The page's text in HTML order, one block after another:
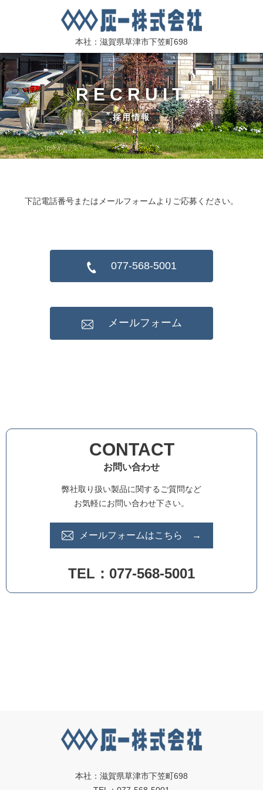
本社：滋賀県草津市下笠町698
RECRUIT
採用情報
下記電話番号またはメールフォームよりご応募ください。
077-568-5001
メールフォーム
CONTACT
お問い合わせ
弊社取り扱い製品に関するご質問など
お気軽にお問い合わせ下さい。
メールフォームはこちら →
TEL：077-568-5001
本社：滋賀県草津市下笠町698